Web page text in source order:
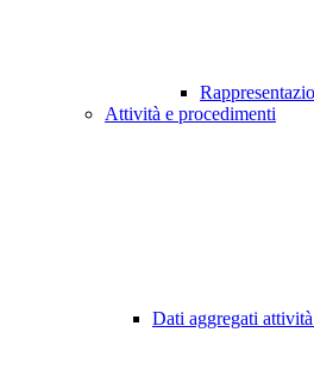
Attività e procedimenti
Dati aggregati